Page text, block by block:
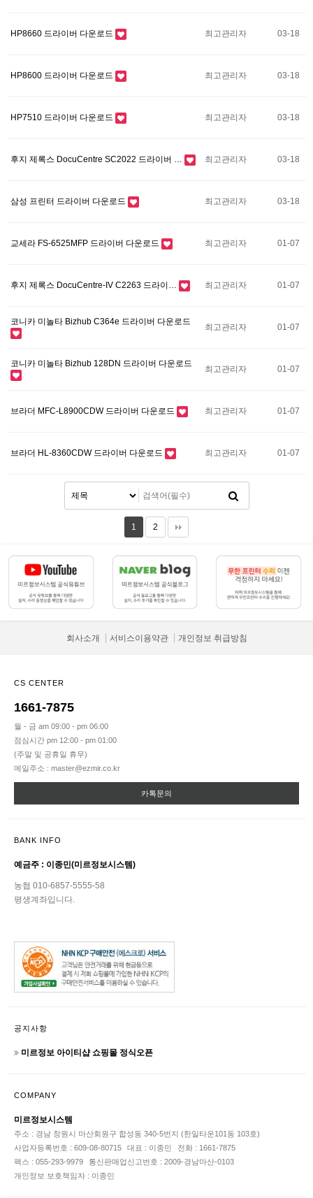
HP8660 드라이버 다운로드 최고관리자 03-18
HP8600 드라이버 다운로드 최고관리자 03-18
HP7510 드라이버 다운로드 최고관리자 03-18
후지 제록스 DocuCentre SC2022 드라이버 … 최고관리자 03-18
삼성 프린터 드라이버 다운로드 최고관리자 03-18
교세라 FS-6525MFP 드라이버 다운로드 최고관리자 01-07
후지 제록스 DocuCentre-IV C2263 드라이… 최고관리자 01-07
코니카 미놀타 Bizhub C364e 드라이버 다운로드
최고관리자 01-07
코니카 미놀타 Bizhub 128DN 드라이버 다운로드
최고관리자 01-07
브라더 MFC-L8900CDW 드라이버 다운로드 최고관리자 01-07
브라더 HL-8360CDW 드라이버 다운로드 최고관리자 01-07
1 2
회사소개 서비스이용약관 개인정보 취급방침
CS CENTER
1661-7875
월 - 금 am 09:00 - pm 06:00
점심시간 pm 12:00 - pm 01:00
(주말 및 공휴일 휴무)
메일주소 : master@ezmir.co.kr
카톡문의
BANK INFO
예금주 : 이종민(미르정보시스템)
농협 010-6857-5555-58
평생계좌입니다.
공지사항
미르정보 아이티샵 쇼핑몰 정식오픈
COMPANY
미르정보시스템
주소 : 경남 창원시 마산회원구 합성동 340-5번지 (한일타운101동 103호)
사업자등록번호 : 609-08-80715
대표 : 이종민
전화 : 1661-7875
팩스 : 055-293-9979
통신판매업신고번호 : 2009-경남마산-0103
개인정보 보호책임자 : 이종민